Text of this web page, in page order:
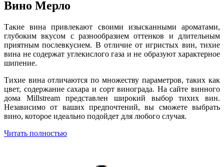
Вино Мерло
Такие вина привлекают своими изысканными ароматами,
глубоким вкусом с разнообразием оттенков и длительным
приятным послевкусием. В отличие от игристых вин, тихие
вина не содержат углекислого газа и не образуют характерное
шипение.
Тихие вина отличаются по множеству параметров, таких как
цвет, содержание сахара и сорт винограда. На сайте винного
дома Millstream представлен широкий выбор тихих вин.
Независимо от ваших предпочтений, вы сможете выбрать
вино, которое идеально подойдет для любого случая.
Читать полностью